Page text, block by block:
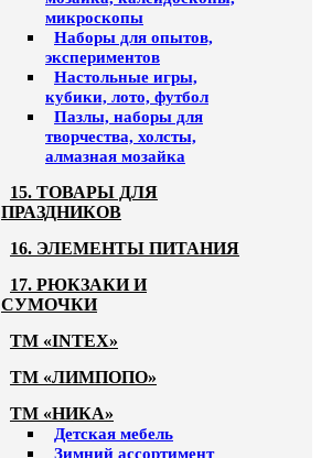
микроскопы
Наборы для опытов,
экспериментов
Настольные игры,
кубики, лото, футбол
Пазлы, наборы для
творчества, холсты,
алмазная мозайка
15. ТОВАРЫ ДЛЯ
ПРАЗДНИКОВ
16. ЭЛЕМЕНТЫ ПИТАНИЯ
17. РЮКЗАКИ И
СУМОЧКИ
ТМ «INTEX»
ТМ «ЛИМПОПО»
ТМ «НИКА»
Детская мебель
Зимний ассортимент